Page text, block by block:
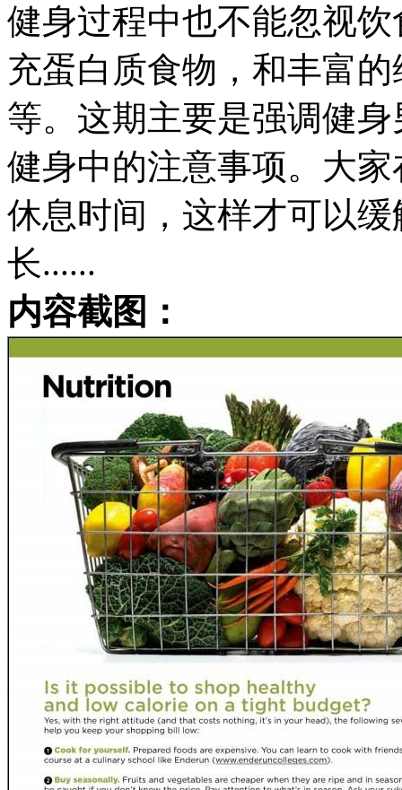
健身过程中也不能忽视
充蛋白质食物，和丰富
等。这期主要是强调健
健身中的注意事项。大
休息时间，这样才可以
长......
内容截图：